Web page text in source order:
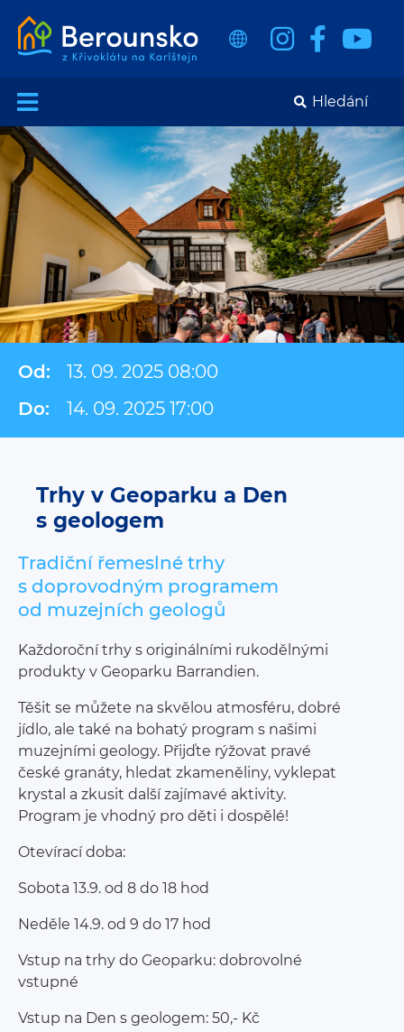
Od:
13. 09. 2025 08:00
Do:
14. 09. 2025 17:00
Trhy v Geoparku a Den
s geologem
Tradiční řemeslné trhy
s doprovodným programem
od muzejních geologů
Každoroční trhy s originálními rukodělnými
produkty v Geoparku Barrandien.
Těšit se můžete na skvělou atmosféru, dobré
jídlo, ale také na bohatý program s našimi
muzejními geology. Přijďte rýžovat pravé
české granáty, hledat zkameněliny, vyklepat
krystal a zkusit další zajímavé aktivity.
Program je vhodný pro děti i dospělé!
Otevírací doba:
Sobota 13.9. od 8 do 18 hod
Neděle 14.9. od 9 do 17 hod
Vstup na trhy do Geoparku: dobrovolné
vstupné
Vstup na Den s geologem: 50,- Kč